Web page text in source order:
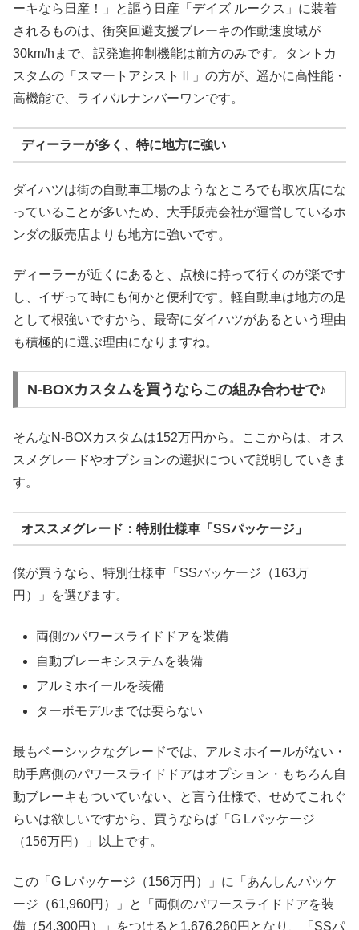
ーキなら日産！」と謳う日産「デイズ ルークス」に装着
されるものは、衝突回避支援ブレーキの作動速度域が
30km/hまで、誤発進抑制機能は前方のみです。タントカ
スタムの「スマートアシストⅡ」の方が、遥かに高性能・
高機能で、ライバルナンバーワンです。
ディーラーが多く、特に地方に強い
ダイハツは街の自動車工場のようなところでも取次店にな
っていることが多いため、大手販売会社が運営しているホ
ンダの販売店よりも地方に強いです。
ディーラーが近くにあると、点検に持って行くのが楽です
し、イザって時にも何かと便利です。軽自動車は地方の足
として根強いですから、最寄にダイハツがあるという理由
も積極的に選ぶ理由になりますね。
N-BOXカスタムを買うならこの組み合わせで♪
そんなN-BOXカスタムは152万円から。ここからは、オス
スメグレードやオプションの選択について説明していきま
す。
オススメグレード：特別仕様車「SSパッケージ」
僕が買うなら、特別仕様車「SSパッケージ（163万
円）」を選びます。
両側のパワースライドドアを装備
自動ブレーキシステムを装備
アルミホイールを装備
ターボモデルまでは要らない
最もベーシックなグレードでは、アルミホイールがない・
助手席側のパワースライドドアはオプション・もちろん自
動ブレーキもついていない、と言う仕様で、せめてこれぐ
らいは欲しいですから、買うならば「G Lパッケージ
（156万円）」以上です。
この「G Lパッケージ（156万円）」に「あんしんパッケ
ージ（61,960円）」と「両側のパワースライドドアを装
備（54,300円）」をつけると1,676,260円となり、「SSパ